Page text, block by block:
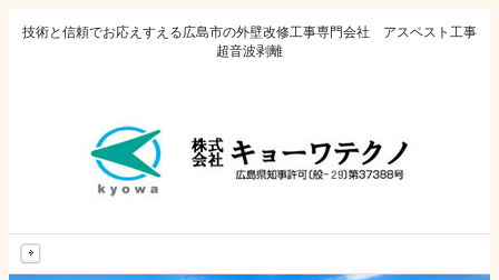
技術と信頼でお応えすえる広島市の外壁改修工事専門会社 アスベスト工事
超音波剥離